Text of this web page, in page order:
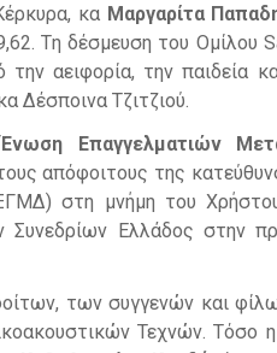
κα Μαργαρίτα
Tη δέσμευση του Ομίλου
την αειφορία, την παιδεία
Δέσποινα Τζιτζιού.
Επαγγελματιών
απόφοιτους της
στη μνήμη του
Ελλάδος στην
των συγγενών και
Τεχνών. Τόσο